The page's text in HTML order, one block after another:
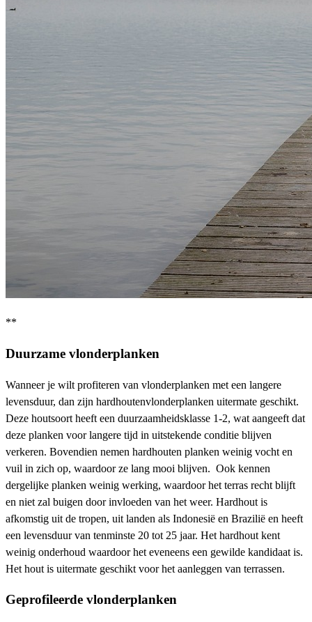
**
Duurzame vlonderplanken
Wanneer je wilt profiteren van vlonderplanken met een langere
levensduur, dan zijn hardhoutenvlonderplanken uitermate geschikt.
Deze houtsoort heeft een duurzaamheidsklasse 1-2, wat aangeeft dat
deze planken voor langere tijd in uitstekende conditie blijven
verkeren. Bovendien nemen hardhouten planken weinig vocht en
vuil in zich op, waardoor ze lang mooi blijven. Ook kennen
dergelijke planken weinig werking, waardoor het terras recht blijft
en niet zal buigen door invloeden van het weer. Hardhout is
afkomstig uit de tropen, uit landen als Indonesië en Brazilië en heeft
een levensduur van tenminste 20 tot 25 jaar. Het hardhout kent
weinig onderhoud waardoor het eveneens een gewilde kandidaat is.
Het hout is uitermate geschikt voor het aanleggen van terrassen.
Geprofileerde vlonderplanken